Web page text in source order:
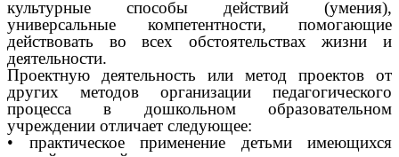
культурные способы действий (умения),
универсальные компетентности, помогающие
действовать во всех обстоятельствах жизни и
деятельности.
Проектную деятельность или метод проектов от
других методов организации педагогического
процесса в дошкольном образовательном
учреждении отличает следующее:
• практическое применение детьми имеющихся